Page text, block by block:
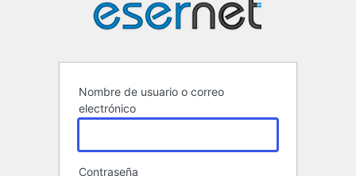
Nombre de usuario o correo
electrónico
Contraseña